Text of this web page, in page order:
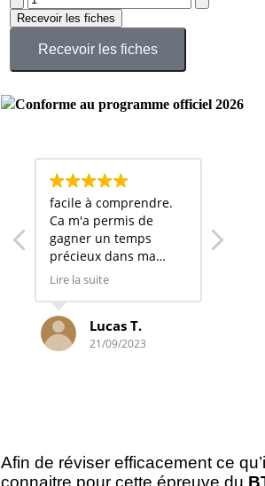
Recevoir les fiches
Recevoir les fiches
Conforme au programme officiel 2026
facile à comprendre.
Ca m'a permis de
gagner un temps
précieux dans ma
préparation. Merci
Lire la suite
Lucas T.
21/09/2023
Afin de réviser efficacement ce
connaitre pour cette épreuve du